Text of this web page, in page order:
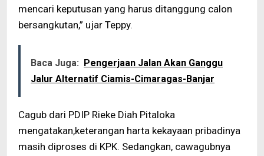
mencari keputusan yang harus ditanggung calon
bersangkutan,” ujar Teppy.
Baca Juga: Pengerjaan Jalan Akan Ganggu
Jalur Alternatif Ciamis-Cimaragas-Banjar
Cagub dari PDIP Rieke Diah Pitaloka
mengatakan,keterangan harta kekayaan pribadinya
masih diproses di KPK. Sedangkan, cawagubnya